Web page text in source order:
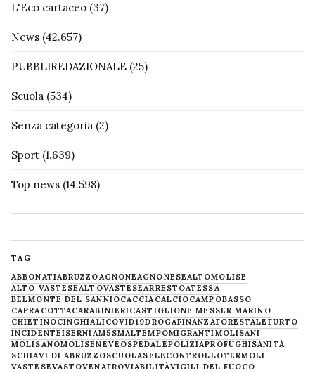
L'Eco cartaceo (37)
News (42.657)
PUBBLIREDAZIONALE (25)
Scuola (534)
Senza categoria (2)
Sport (1.639)
Top news (14.598)
TAG
ABBONATIABRUZZOAGNONEAGNONESEALTOMOLISE
ALTO VASTESEALTOVASTESEARRESTOATESSA
BELMONTE DEL SANNIOCACCIACALCIOCAMPOBASSO
CAPRACOTTACARABINIERICASTIGLIONE MESSER MARINO
CHIETINOCINGHIALICOVID19DROGAFINANZAFORESTALE FURTO
INCIDENTEISERNIAM5SMALTEMPOMIGRANTIMOLISANI
MOLISANOMOLISENEVE OSPEDALEPOLIZIAPROFUGHISANITÀ
SCHIAVI DI ABRUZZOSCUOLASELECONTROLLOTERMOLI
VASTESEVASTOVENAFROVIABILITÀVIGILI DEL FUOCO